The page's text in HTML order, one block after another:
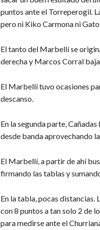
puntos ante el Torreperogil.
pero ni Kiko Carmona ni
El tanto del Marbellí se
derecha y Marcos Corral
El Marbellí tuvo ocasiones
descanso.
En la segunda parte,
desde banda aprovechando
El Marbellí, a partir de ahí
firmando las tablas y
En la tabla, pocas
con 8 puntos a tan solo 2 de
para medirse ante el